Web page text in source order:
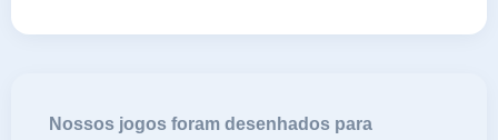
Nossos jogos foram desenhados para